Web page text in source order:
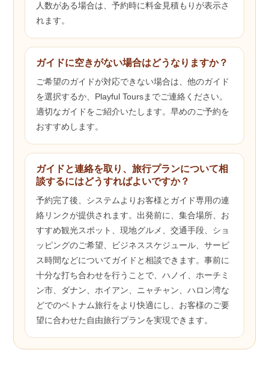
人数がある場合は、予約時に料金見積もりが表示さ
れます。
ガイドに空きがない場合はどうなりますか？
ご希望のガイドが対応できない場合は、他のガイド
を選択するか、Playful Toursまでご連絡ください。
適切なガイドをご紹介いたします。早めのご予約を
おすすめします。
ガイドと連絡を取り、旅行プランについて相
談するにはどうすればよいですか？
予約完了後、システムよりお客様とガイド専用の連
絡リンクが提供されます。出発前に、集合場所、お
すすめ観光スポット、現地グルメ、交通手段、ショ
ッピングのご希望、ビジネススケジュール、サービ
ス時間などについてガイドと相談できます。事前に
十分な打ち合わせを行うことで、ハノイ、ホーチミ
ン市、ダナン、ホイアン、ニャチャン、ハロン湾な
どでのベトナム旅行をより快適にし、お客様のご要
望に合わせた自由旅行プランを実現できます。